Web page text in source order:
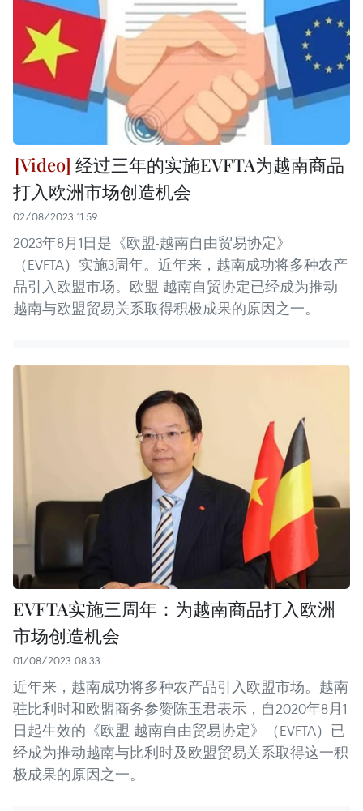
经过三年的实施EVFTA为越南商品
打入欧洲市场创造机会
02/08/2023 11:59
2023年8月1日是《欧盟-越南自由贸易协定》
（EVFTA）实施3周年。近年来，越南成功将多种农产
品引入欧盟市场。欧盟-越南自贸协定已经成为推动
越南与欧盟贸易关系取得积极成果的原因之一。
EVFTA实施三周年：为越南商品打入欧洲
市场创造机会
01/08/2023 08:33
近年来，越南成功将多种农产品引入欧盟市场。越南
驻比利时和欧盟商务参赞陈玉君表示，自2020年8月1
日起生效的《欧盟-越南自由贸易协定》（EVFTA）已
经成为推动越南与比利时及欧盟贸易关系取得这一积
极成果的原因之一。